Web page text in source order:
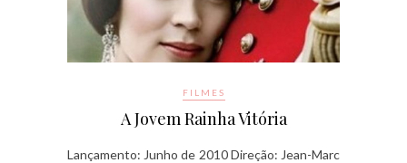
FILMES
A Jovem Rainha Vitória
Lançamento: Junho de 2010 Direção: Jean-Marc